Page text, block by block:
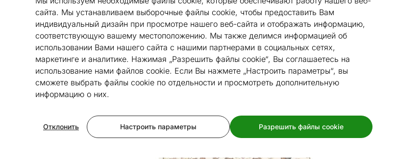
сайта. Мы устанавливаем выборочные файлы cookie, чтобы предоставить Вам
индивидуальный дизайн при просмотре нашего веб-сайта и отображать информацию,
соответствующую вашему местоположению. Мы также делимся информацией об
использовании Вами нашего сайта с нашими партнерами в социальных сетях,
маркетинге и аналитике. Нажимая „Разрешить файлы cookie“, Вы соглашаетесь на
использование нами файлов cookie. Если Вы нажмете „Настроить параметры“, вы
сможете выбрать файлы cookie по отдельности и просмотреть дополнительную
информацию о них.
Настроить параметры Разрешить файлы cookie
Отклонить